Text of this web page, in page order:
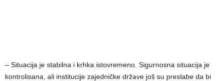
– Situacija je stabilna i krhka istovremeno. Sigurnosna situacija je
kontrolisana, ali institucije zajedničke države još su preslabe da bi